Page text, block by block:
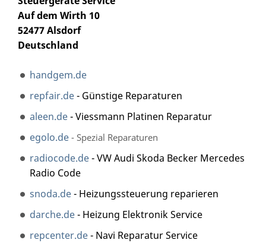
Auf dem Wirth 10
52477 Alsdorf
Deutschland
handgem.de
repfair.de- Günstige Reparaturen
aleen.de- Viessmann Platinen Reparatur
egolo.de - Spezial Reparaturen
radiocode.de- VW Audi Skoda Becker Mercedes
Radio Code
snoda.de- Heizungssteuerung reparieren
darche.de- Heizung Elektronik Service
repcenter.de- Navi Reparatur Service